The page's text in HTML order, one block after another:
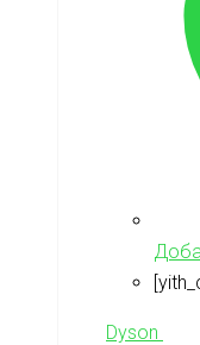
Dyson